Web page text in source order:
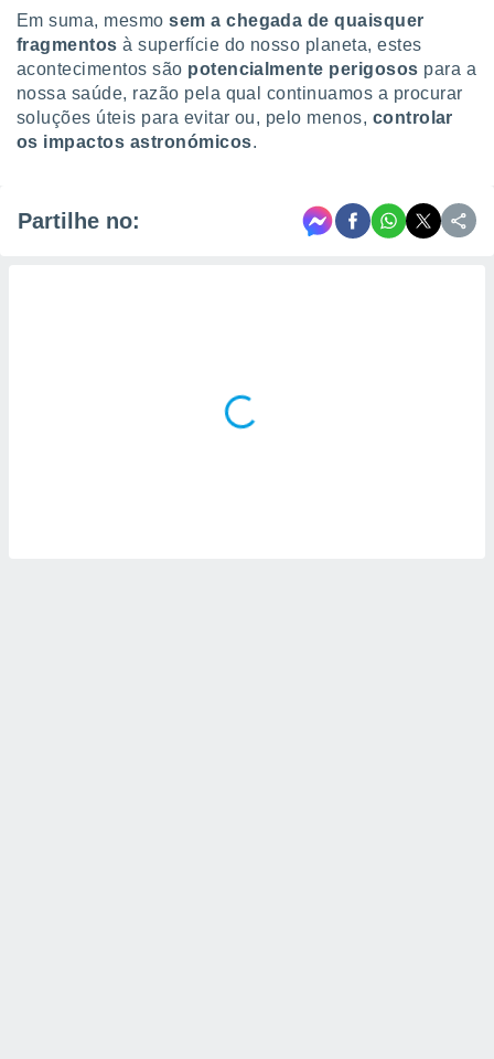
Em suma, mesmosem a chegada de quaisquer
fragmentos à superfície do nosso planeta, estes
acontecimentos são potencialmente perigosos para a
nossa saúde, razão pela qual continuamos a procurar
soluções úteis para evitar ou, pelo menos, controlar
os impactos astronómicos.
Partilhe no: